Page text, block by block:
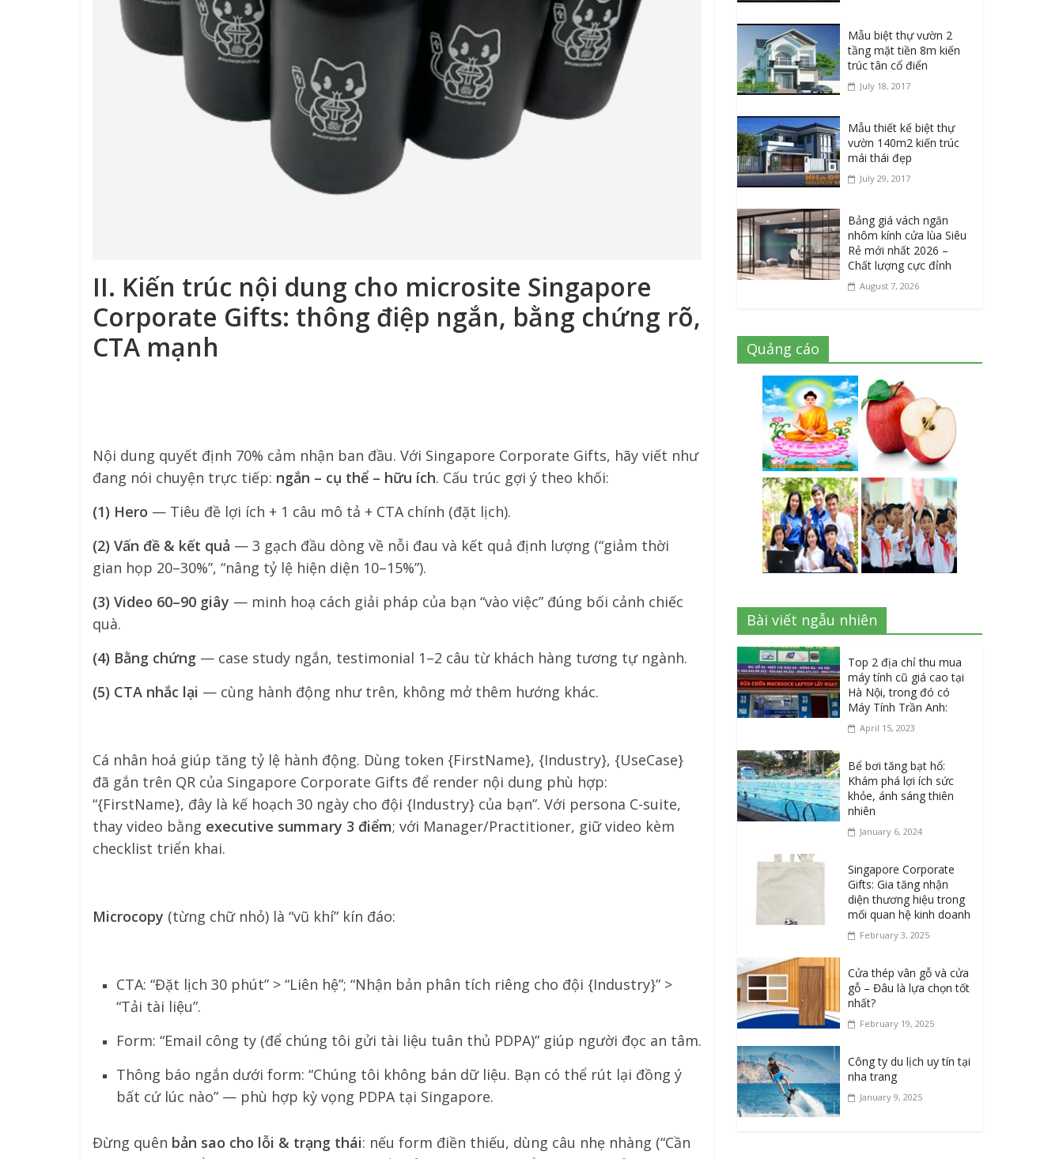
II. Kiến trúc nội dung cho microsite Singapore
Corporate Gifts: thông điệp ngắn, bằng chứng rõ,
CTA mạnh
Nội dung quyết định 70% cảm nhận ban đầu. Với Singapore Corporate Gifts, hãy viết như
đang nói chuyện trực tiếp: ngắn – cụ thể – hữu ích. Cấu trúc gợi ý theo khối:
(1) Hero — Tiêu đề lợi ích + 1 câu mô tả + CTA chính (đặt lịch).
(2) Vấn đề & kết quả — 3 gạch đầu dòng về nỗi đau và kết quả định lượng (“giảm thời
gian họp 20–30%”, “nâng tỷ lệ hiện diện 10–15%”).
(3) Video 60–90 giây — minh hoạ cách giải pháp của bạn “vào việc” đúng bối cảnh chiếc
quà.
(4) Bằng chứng — case study ngắn, testimonial 1–2 câu từ khách hàng tương tự ngành.
(5) CTA nhắc lại — cùng hành động như trên, không mở thêm hướng khác.
Cá nhân hoá giúp tăng tỷ lệ hành động. Dùng token {FirstName}, {Industry}, {UseCase}
đã gắn trên QR của Singapore Corporate Gifts để render nội dung phù hợp:
“{FirstName}, đây là kế hoạch 30 ngày cho đội {Industry} của bạn”. Với persona C-suite,
thay video bằng executive summary 3 điểm; với Manager/Practitioner, giữ video kèm
checklist triển khai.
Microcopy (từng chữ nhỏ) là “vũ khí” kín đáo:
CTA: “Đặt lịch 30 phút” > “Liên hệ”; “Nhận bản phân tích riêng cho đội {Industry}” >
“Tải tài liệu”.
Form: “Email công ty (để chúng tôi gửi tài liệu tuân thủ PDPA)” giúp người đọc an tâm.
Thông báo ngắn dưới form: “Chúng tôi không bán dữ liệu. Bạn có thể rút lại đồng ý
bất cứ lúc nào” — phù hợp kỳ vọng PDPA tại Singapore.
Đừng quên bản sao cho lỗi & trạng thái: nếu form điền thiếu, dùng câu nhẹ nhàng (“Cần
Mẫu biệt thự vườn 2
tầng mặt tiền 8m kiến
trúc tân cổ điển
July 18, 2017
Mẫu thiết kế biệt thự
vườn 140m2 kiến trúc
mái thái đẹp
July 29, 2017
Bảng giá vách ngăn
nhôm kính cửa lùa Siêu
Rẻ mới nhất 2026 –
Chất lượng cực đỉnh
August 7, 2026
Quảng cáo
Bài viết ngẫu nhiên
Top 2 địa chỉ thu mua
máy tính cũ giá cao tại
Hà Nội, trong đó có
Máy Tính Trần Anh:
April 15, 2023
Bể bơi tăng bạt hổ:
Khám phá lợi ích sức
khỏe, ánh sáng thiên
nhiên
January 6, 2024
Singapore Corporate
Gifts: Gia tăng nhận
diện thương hiệu trong
mối quan hệ kinh doanh
February 3, 2025
Cửa thép vân gỗ và cửa
gỗ – Đâu là lựa chọn tốt
nhất?
February 19, 2025
Công ty du lịch uy tín tại
nha trang
January 9, 2025